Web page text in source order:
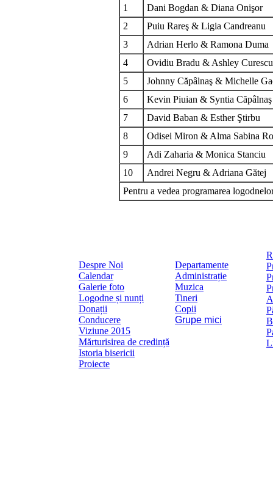
1
Dani Bogdan & Diana Onişor
2
Puiu Rareş & Ligia Candreanu
3
Adrian Herlo & Ramona Duma
4
Ovidiu Bradu & Ashley Curescu
5
Johnny Căpâlnaş & Michelle
6
Kevin Piuian & Syntia Căpâlnaş
7
David Baban & Esther Ştirbu
8
Odisei Miron & Alma Sabina
9
Adi Zaharia & Monica Stanciu
10
Andrei Negru & Adriana Gătej
Pentru a vedea programarea
Despre Noi
Calendar
Galerie foto
Logodne și nunți
Donații
Conducere
Viziune 2015
Mărturisirea de credință
Istoria bisericii
Proiecte
Departamente
Administrație
Muzica
Tineri
Copii
Grupe mici